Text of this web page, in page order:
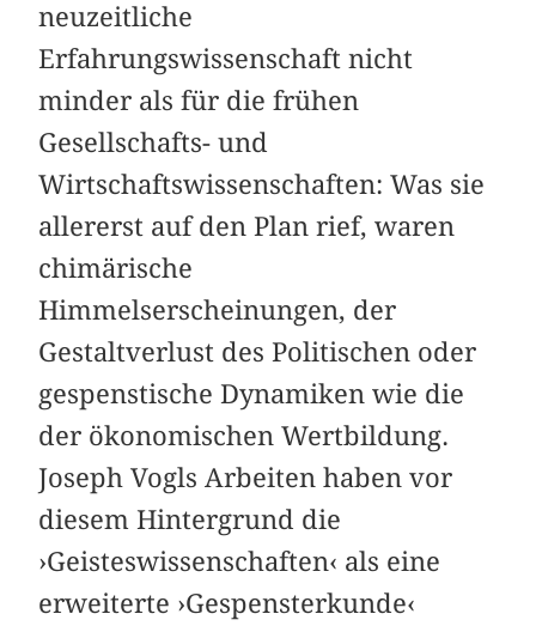
neuzeitliche
Erfahrungswissenschaft nicht
minder als für die frühen
Gesellschafts- und
Wirtschaftswissenschaften: Was sie
allererst auf den Plan rief, waren
chimärische
Himmelserscheinungen, der
Gestaltverlust des Politischen oder
gespenstische Dynamiken wie die
der ökonomischen Wertbildung.
Joseph Vogls Arbeiten haben vor
diesem Hintergrund die
›Geisteswissenschaften‹ als eine
erweiterte ›Gespensterkunde‹